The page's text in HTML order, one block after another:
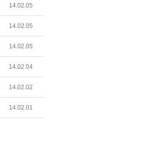
14.02.05
14.02.05
14.02.05
14.02.04
14.02.02
14.02.01